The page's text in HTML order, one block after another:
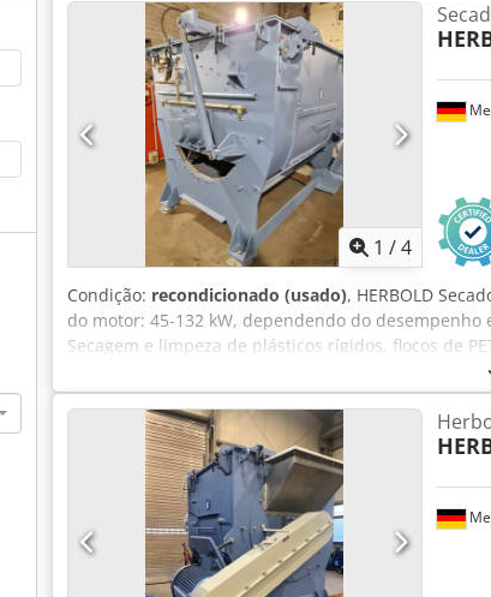
1 /4
Condição: recondicionado (usado), HERBOLD
do motor: 45-132 kW, dependendo do
Secagem e limpeza de plásticos rígidos, flocos de
t/h) Rotor: 1200 mm de diâmetro x 2300 mm de
mm Com transmissão por correia trapezoidal